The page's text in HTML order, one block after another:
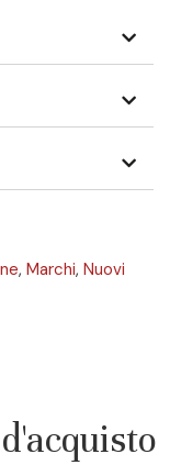
, Marchi, Nuovi